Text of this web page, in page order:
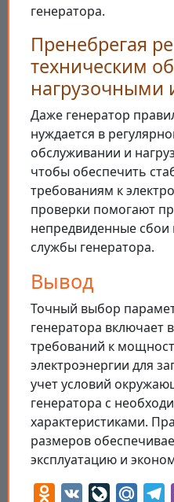
генератора.
Пренебрегая
техническим
нагрузочными
Даже генератор
нуждается в
обслуживании и
чтобы обеспечить
требованиям к
проверки помогают
непредвиденные сбои
службы генератора.
Вывод
Точный выбор
генератора включает
требований к
электроэнергии для
учет условий
генератора с
характеристиками.
размеров
эксплуатацию и
Odnoklassniki
VK LiveJournal